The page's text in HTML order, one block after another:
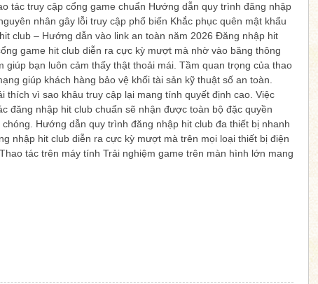
tác truy cập cổng game chuẩn Hướng dẫn quy trình đăng nhập
nhân gây lỗi truy cập phổ biến Khắc phục quên mật khẩu
club – Hướng dẫn vào link an toàn năm 2026 Đăng nhập hit
game hit club diễn ra cực kỳ mượt mà nhờ vào băng thông
bạn luôn cảm thấy thật thoải mái. Tầm quan trọng của thao
giúp khách hàng bảo vệ khối tài sản kỹ thuật số an toàn.
vì sao khâu truy cập lại mang tính quyết định cao. Việc
đăng nhập hit club chuẩn sẽ nhận được toàn bộ đặc quyền
Hướng dẫn quy trình đăng nhập hit club đa thiết bị nhanh
nhập hit club diễn ra cực kỳ mượt mà trên mọi loại thiết bị điện
tác trên máy tính Trải nghiệm game trên màn hình lớn mang